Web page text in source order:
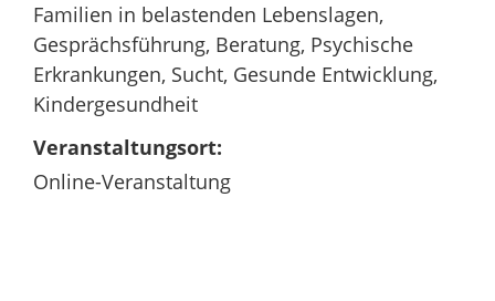
Familien in belastenden Lebenslagen,
Gesprächsführung, Beratung, Psychische
Erkrankungen, Sucht, Gesunde Entwicklung,
Kindergesundheit
Veranstaltungsort:
Online-Veranstaltung